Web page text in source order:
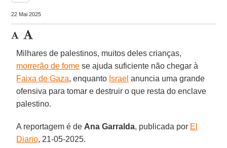
22 Mai 2025
Milhares de palestinos, muitos deles crianças,
morrerão de fome se ajuda suficiente não chegar à
Faixa de Gaza, enquanto Israel anuncia uma grande
ofensiva para tomar e destruir o que resta do enclave
palestino.
A reportagem é de Ana Garralda, publicada por El
Diario, 21-05-2025.